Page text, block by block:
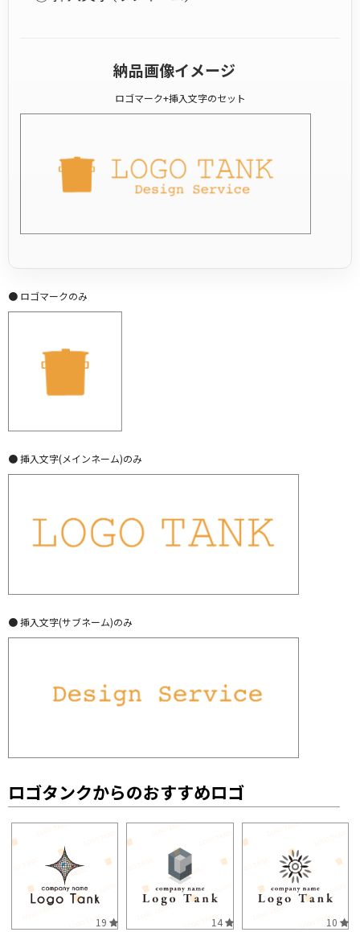
納品画像イメージ
ロゴマーク+挿入文字のセット
● ロゴマークのみ
● 挿入文字(メインネーム)のみ
● 挿入文字(サブネーム)のみ
ロゴタンクからのおすすめロゴ
19 14 10